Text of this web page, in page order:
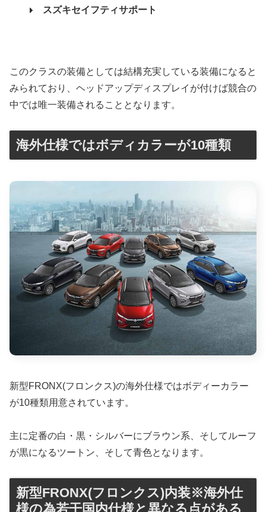
スズキセイフティサポート
このクラスの装備としては結構充実している装備になると
みられており、ヘッドアップディスプレイが付けば競合の
中では唯一装備されることとなります。
海外仕様ではボディカラーが10種類
新型FRONX(フロンクス)の海外仕様ではボディーカラー
が10種類用意されています。
主に定番の白・黒・シルバーにブラウン系、そしてルーフ
が黒になるツートン、そして青色となります。
新型FRONX(フロンクス)内装※海外仕
様の為若干国内仕様と異なる点がある